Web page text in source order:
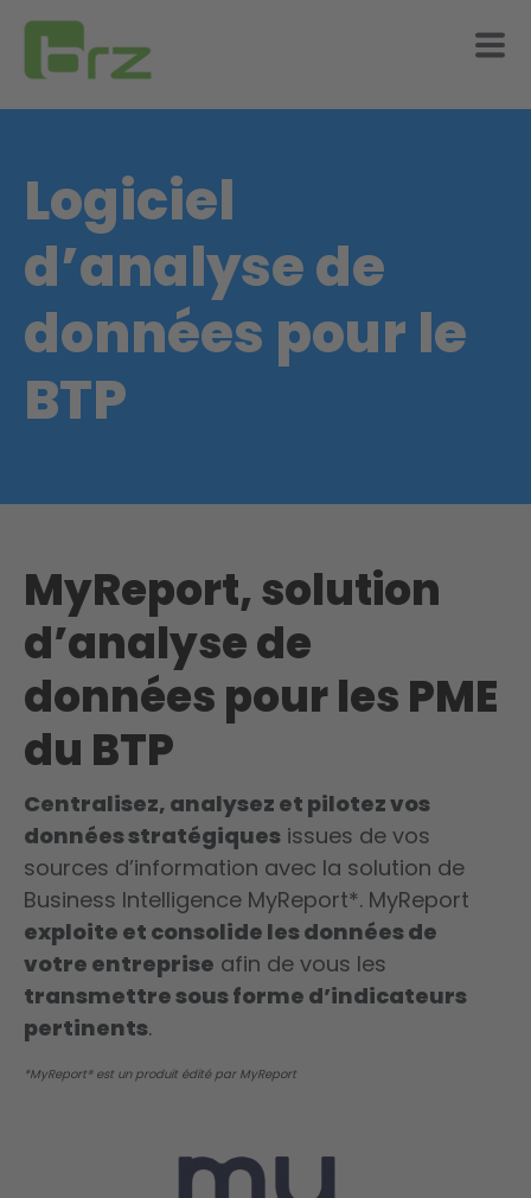
Logiciel
d’analyse de
données pour le
BTP
MyReport, solution
d’analyse de
données pour les PME
du BTP
Centralisez, analysez et pilotez vos
données stratégiques issues de vos
sources d’information avec la solution de
Business Intelligence MyReport*. MyReport
exploite et consolide les données de
votre entreprise afin de vous les
transmettre sous forme d’indicateurs
pertinents.
*MyReport® est un produit édité par MyReport